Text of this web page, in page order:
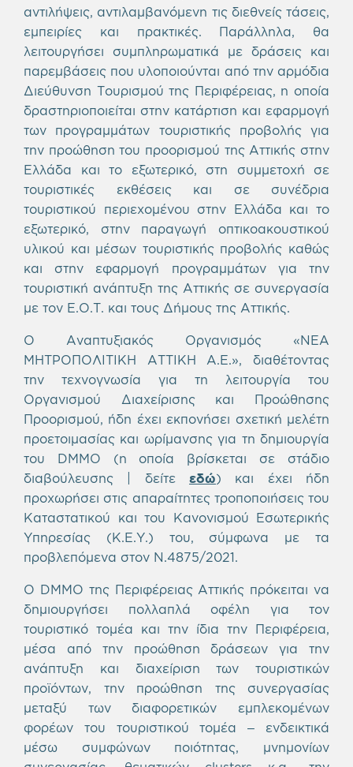
αντιλήψεις, αντιλαμβανόμενη τις διεθνείς τάσεις,
εμπειρίες και πρακτικές. Παράλληλα, θα
λειτουργήσει συμπληρωματικά με δράσεις και
παρεμβάσεις που υλοποιούνται από την αρμόδια
Διεύθυνση Τουρισμού της Περιφέρειας, η οποία
δραστηριοποιείται στην κατάρτιση και εφαρμογή
των προγραμμάτων τουριστικής προβολής για
την προώθηση του προορισμού της Αττικής στην
Ελλάδα και το εξωτερικό, στη συμμετοχή σε
τουριστικές εκθέσεις και σε συνέδρια
τουριστικού περιεχομένου στην Ελλάδα και το
εξωτερικό, στην παραγωγή οπτικοακουστικού
υλικού και μέσων τουριστικής προβολής καθώς
και στην εφαρμογή προγραμμάτων για την
τουριστική ανάπτυξη της Αττικής σε συνεργασία
με τον Ε.Ο.Τ. και τους Δήμους της Αττικής.
Ο Αναπτυξιακός Οργανισμός «ΝΕΑ
ΜΗΤΡΟΠΟΛΙΤΙΚΗ ΑΤΤΙΚΗ Α.Ε.», διαθέτοντας
την τεχνογνωσία για τη λειτουργία του
Οργανισμού Διαχείρισης και Προώθησης
Προορισμού, ήδη έχει εκπονήσει σχετική μελέτη
προετοιμασίας και ωρίμανσης για τη δημιουργία
του DMMO (η οποία βρίσκεται σε στάδιο
διαβούλευσης | δείτε εδώ) και έχει ήδη
προχωρήσει στις απαραίτητες τροποποιήσεις του
Καταστατικού και του Κανονισμού Εσωτερικής
Υπηρεσίας (Κ.Ε.Υ.) του, σύμφωνα με τα
προβλεπόμενα στον Ν.4875/2021.
O DMMO της Περιφέρειας Αττικής πρόκειται να
δημιουργήσει πολλαπλά οφέλη για τον
τουριστικό τομέα και την ίδια την Περιφέρεια,
μέσα από την προώθηση δράσεων για την
ανάπτυξη και διαχείριση των τουριστικών
προϊόντων, την προώθηση της συνεργασίας
μεταξύ των διαφορετικών εμπλεκομένων
φορέων του τουριστικού τομέα – ενδεικτικά
μέσω συμφώνων ποιότητας, μνημονίων